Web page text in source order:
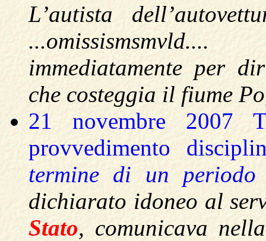
L’autista
...omissismsmvld....
immediatamente per
che costeggia il fiume
21 novembre 2007
provvedimento
termine di un periodo
dichiarato idoneo al
Stato, comunicava